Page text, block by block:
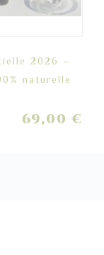
2026 –
naturelle
69,00€